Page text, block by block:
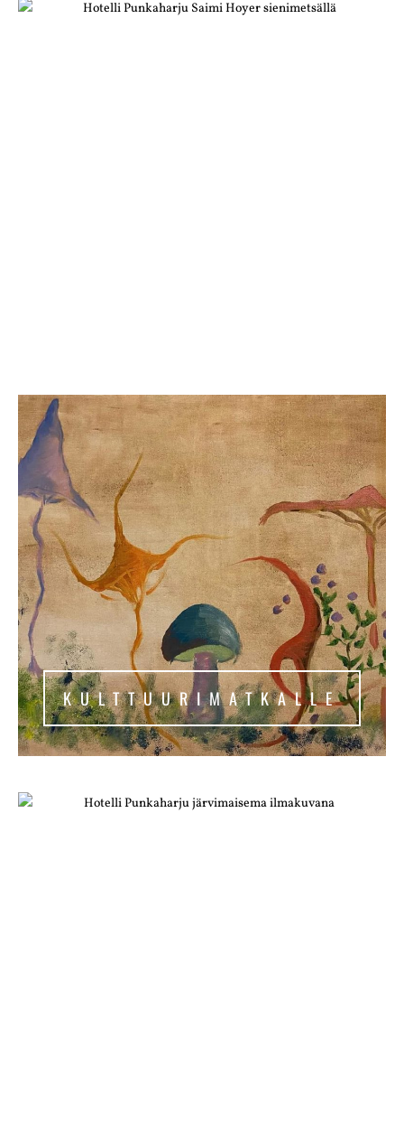
KULTTUURIMATKALLE